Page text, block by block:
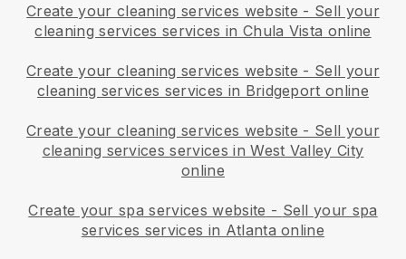
Create your cleaning services website - Sell your
cleaning services services in Chula Vista online
Create your cleaning services website - Sell your
cleaning services services in Bridgeport online
Create your cleaning services website - Sell your
cleaning services services in West Valley City
online
Create your spa services website - Sell your spa
services services in Atlanta online